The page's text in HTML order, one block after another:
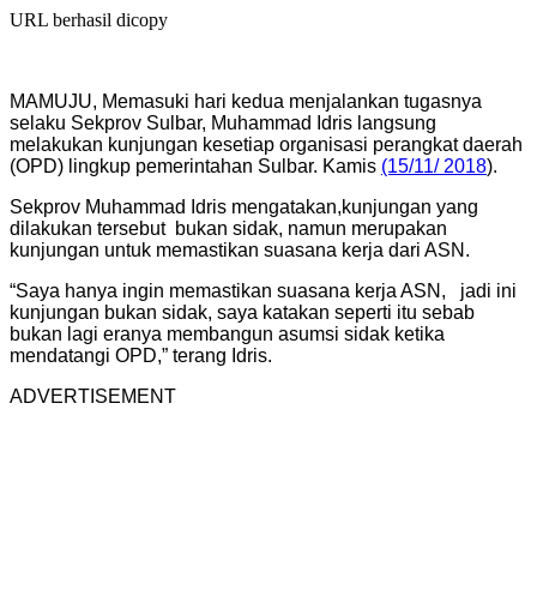
URL berhasil dicopy
MAMUJU, Memasuki hari kedua menjalankan tugasnya
selaku Sekprov Sulbar, Muhammad Idris langsung
melakukan kunjungan kesetiap organisasi perangkat daerah
(OPD) lingkup pemerintahan Sulbar. Kamis (15/11/ 2018).
Sekprov Muhammad Idris mengatakan,kunjungan yang
dilakukan tersebut bukan sidak, namun merupakan
kunjungan untuk memastikan suasana kerja dari ASN.
“Saya hanya ingin memastikan suasana kerja ASN, jadi ini
kunjungan bukan sidak, saya katakan seperti itu sebab
bukan lagi eranya membangun asumsi sidak ketika
mendatangi OPD,” terang Idris.
ADVERTISEMENT